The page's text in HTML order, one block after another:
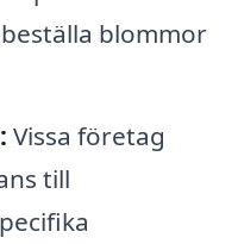
blommor
Vissa företag
till